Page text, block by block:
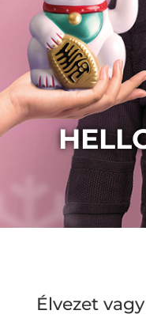
Élvezet